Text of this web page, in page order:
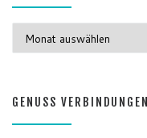
GENUSS VERBINDUNGEN